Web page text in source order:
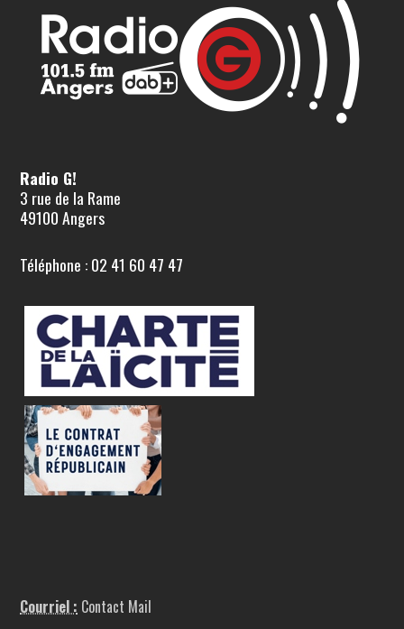
Radio G!
3 rue de la Rame
49100 Angers
Téléphone : 02 41 60 47 47
Courriel : Contact Mail